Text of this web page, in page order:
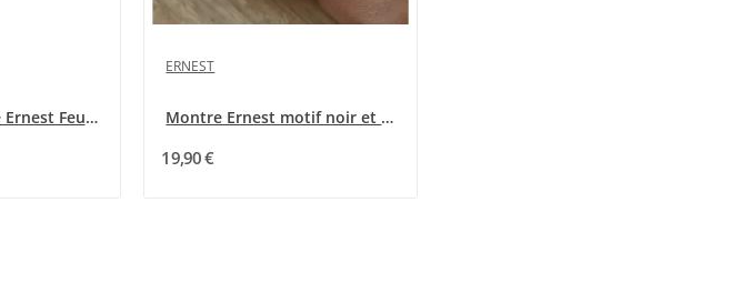
Montre élastique Ernest Feuilles Kaki et blanc
ERNEST
Montre Ernest motif noir et blanc
19,90 €